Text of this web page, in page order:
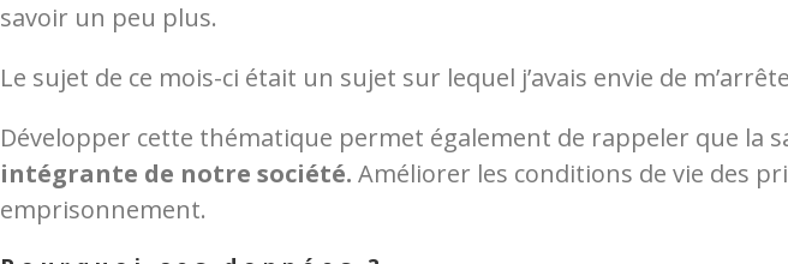
savoir un peu plus.
Le sujet de ce mois-ci était un sujet sur lequel j’avais envie de
Développer cette thématique permet également de rappeler que la
intégrante de notre société. Améliorer les conditions de vie des
emprisonnement.